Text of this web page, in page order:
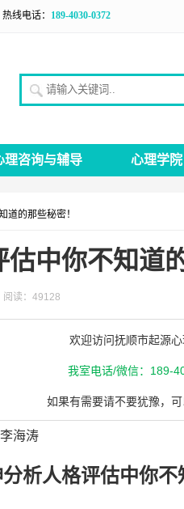
热线电话： 189-4030-0372
请输入关键词
理咨询与辅导 心理学院
道的那些秘密！
中你不知道
阅读：49128
欢迎访问抚顺市起源
我室电话/微信：189-
如果有需要请不要犹豫，
海涛
析人格评估中你不